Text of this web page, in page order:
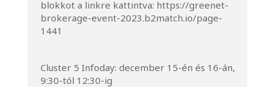
blokkot a linkre kattintva: https://greenet-
brokerage-event-2023.b2match.io/page-
1441
Cluster 5 Infoday: december 15-én és 16-án,
9:30-tól 12:30-ig